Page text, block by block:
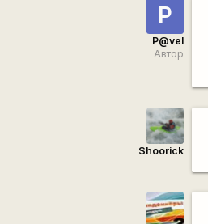
P
P@vel
Автор
Shoorick